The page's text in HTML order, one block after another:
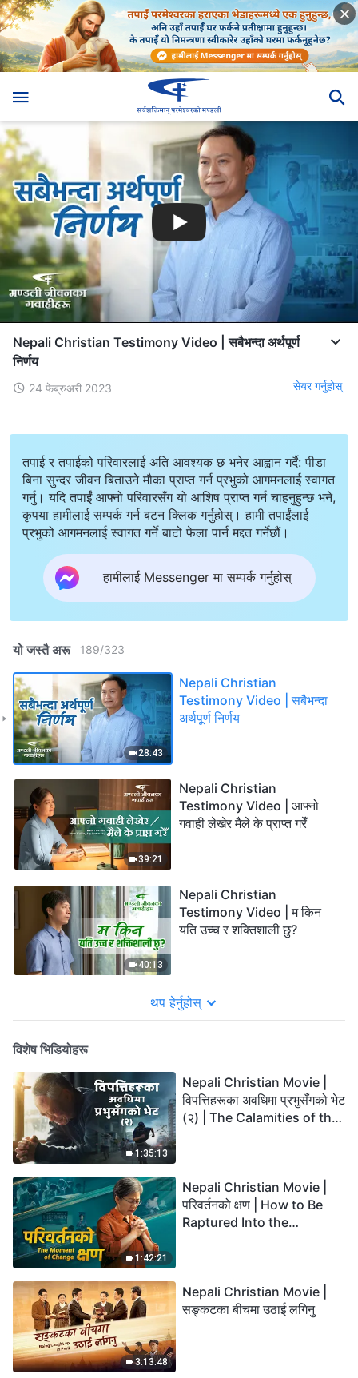
Nepali Christian Testimony Video | सबैभन्दा अर्थपूर्ण
निर्णय
24 फेब्रुअरी 2023 सेयर गर्नुहोस्
तपाई र तपाईको परिवारलाई अति आवश्यक छ भनेर आह्वान गर्दै: पीडा
बिना सुन्दर जीवन बिताउने मौका प्राप्त गर्न प्रभुको आगमनलाई स्वागत
गर्नु। यदि तपाईं आफ्नो परिवारसँग यो आशिष प्राप्त गर्न चाहनुहुन्छ भने,
कृपया हामीलाई सम्पर्क गर्न बटन क्लिक गर्नुहोस्। हामी तपाईंलाई
प्रभुको आगमनलाई स्वागत गर्ने बाटो फेला पार्न मद्दत गर्नेछौं।
हामीलाई Messenger मा सम्पर्क गर्नुहोस्
यो जस्तै अरू 189/323
28:43
Nepali Christian
Testimony Video | सबैभन्दा
अर्थपूर्ण निर्णय
39:21
Nepali Christian
Testimony Video | आफ्‍नो
गवाही लेखेर मैले के प्राप्त गरेँ
40:13
Nepali Christian
Testimony Video | म किन
यति उच्‍च र शक्तिशाली छु?
थप हेर्नुहोस्
विशेष भिडियोहरू
1:35:13
Nepali Christian Movie |
विपत्तिहरूका अवधिमा प्रभुसँगको भेट
(२) | The Calamities of the
1:42:21
Nepali Christian Movie |
परिवर्तनको क्षण | How to Be
Raptured Into the
3:13:48
Nepali Christian Movie |
सङ्कटका बीचमा उठाई लगिनु